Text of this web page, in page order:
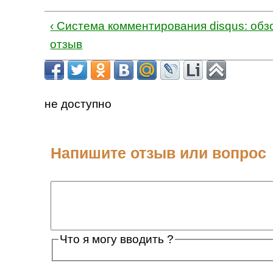
‹ Система комментирования disqus:
отзыв
не доступно
Напишите отзыв или вопрос
Что я могу вводить ?